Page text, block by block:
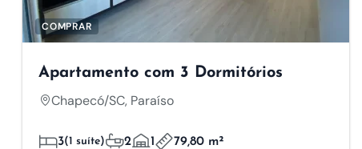
COMPRAR
Apartamento com 3 Dormitórios
Chapecó/SC, Paraíso
3(1 suíte) 2 1 79,80 m²